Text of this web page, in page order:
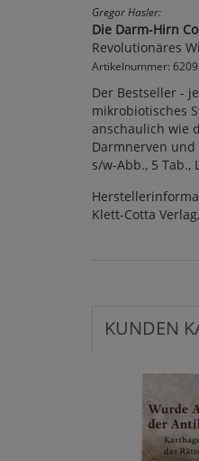
Gregor Hasler:
Die Darm-Hirn
Revolutionäres
Artikelnummer:
Der Bestseller -
mikrobiotisches
anschaulich wie
Darmnerven
s/w-Abb., 5 Tab.,
Klett-Cotta
KUNDEN